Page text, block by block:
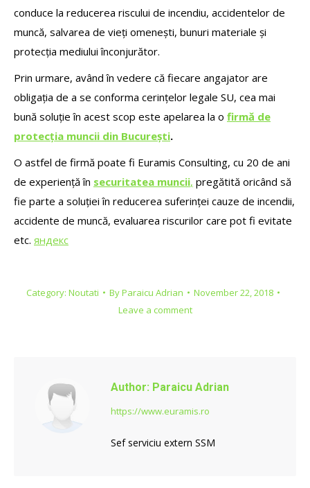
conduce la reducerea riscului de incendiu, accidentelor de
muncă, salvarea de vieți omenești, bunuri materiale și
protecția mediului înconjurător.
Prin urmare, având în vedere că fiecare angajator are
obligația de a se conforma cerințelor legale SU, cea mai
bună soluție în acest scop este apelarea la o firmă de
protecția muncii din București.
O astfel de firmă poate fi Euramis Consulting, cu 20 de ani
de experiență în securitatea muncii, pregătită oricând să
fie parte a soluției în reducerea suferinței cauze de incendii,
accidente de muncă, evaluarea riscurilor care pot fi evitate
etc. яндекс
Category: Noutati ByParaicu Adrian
November 22, 2018
Leave a comment
Author: Paraicu Adrian
https://www.euramis.ro
Sef serviciu extern SSM